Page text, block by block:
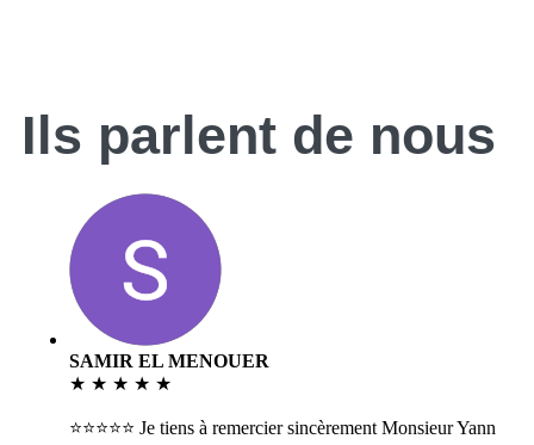
Ils parlent de nous
SAMIR EL MENOUER
★ ★ ★ ★ ★
⭐⭐⭐⭐⭐ Je tiens à remercier sincèrement Monsieur Yann